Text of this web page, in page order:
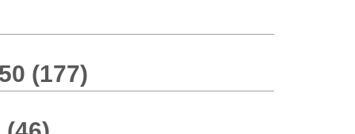
(177)